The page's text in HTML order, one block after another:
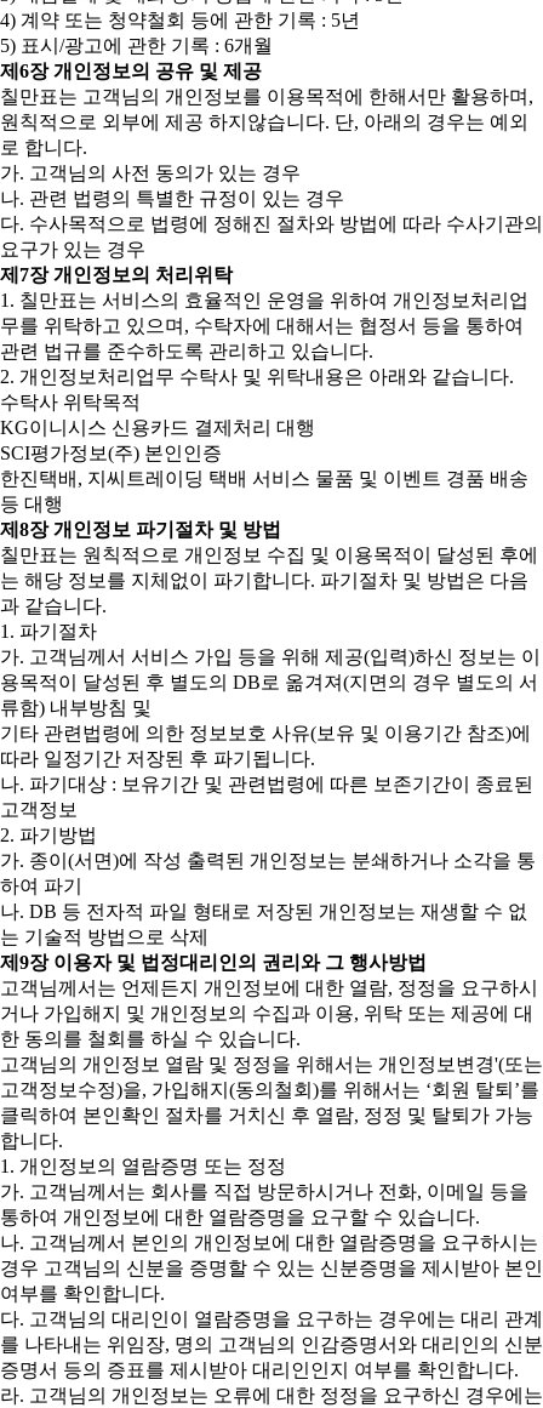
4) 계약 또는 청약철회 등에 관한 기록 : 5년
5) 표시/광고에 관한 기록 : 6개월
제6장 개인정보의 공유 및 제공
칠만표는 고객님의 개인정보를 이용목적에 한해서만 활용하며,
원칙적으로 외부에 제공 하지않습니다. 단, 아래의 경우는 예외
로 합니다.
가. 고객님의 사전 동의가 있는 경우
나. 관련 법령의 특별한 규정이 있는 경우
다. 수사목적으로 법령에 정해진 절차와 방법에 따라 수사기관의
요구가 있는 경우
제7장 개인정보의 처리위탁
1. 칠만표는 서비스의 효율적인 운영을 위하여 개인정보처리업
무를 위탁하고 있으며, 수탁자에 대해서는 협정서 등을 통하여
관련 법규를 준수하도록 관리하고 있습니다.
2. 개인정보처리업무 수탁사 및 위탁내용은 아래와 같습니다.
수탁사 위탁목적
KG이니시스 신용카드 결제처리 대행
SCI평가정보(주) 본인인증
한진택배, 지씨트레이딩 택배 서비스 물품 및 이벤트 경품 배송
등 대행
제8장 개인정보 파기절차 및 방법
칠만표는 원칙적으로 개인정보 수집 및 이용목적이 달성된 후에
는 해당 정보를 지체없이 파기합니다. 파기절차 및 방법은 다음
과 같습니다.
1. 파기절차
가. 고객님께서 서비스 가입 등을 위해 제공(입력)하신 정보는 이
용목적이 달성된 후 별도의 DB로 옮겨져(지면의 경우 별도의 서
류함) 내부방침 및
기타 관련법령에 의한 정보보호 사유(보유 및 이용기간 참조)에
따라 일정기간 저장된 후 파기됩니다.
나. 파기대상 : 보유기간 및 관련법령에 따른 보존기간이 종료된
고객정보
2. 파기방법
가. 종이(서면)에 작성 출력된 개인정보는 분쇄하거나 소각을 통
하여 파기
나. DB 등 전자적 파일 형태로 저장된 개인정보는 재생할 수 없
는 기술적 방법으로 삭제
제9장 이용자 및 법정대리인의 권리와 그 행사방법
고객님께서는 언제든지 개인정보에 대한 열람, 정정을 요구하시
거나 가입해지 및 개인정보의 수집과 이용, 위탁 또는 제공에 대
한 동의를 철회를 하실 수 있습니다.
고객님의 개인정보 열람 및 정정을 위해서는 개인정보변경'(또는
고객정보수정)을, 가입해지(동의철회)를 위해서는 ‘회원 탈퇴’를
클릭하여 본인확인 절차를 거치신 후 열람, 정정 및 탈퇴가 가능
합니다.
1. 개인정보의 열람증명 또는 정정
가. 고객님께서는 회사를 직접 방문하시거나 전화, 이메일 등을
통하여 개인정보에 대한 열람증명을 요구할 수 있습니다.
나. 고객님께서 본인의 개인정보에 대한 열람증명을 요구하시는
경우 고객님의 신분을 증명할 수 있는 신분증명을 제시받아 본인
여부를 확인합니다.
다. 고객님의 대리인이 열람증명을 요구하는 경우에는 대리 관계
를 나타내는 위임장, 명의 고객님의 인감증명서와 대리인의 신분
증명서 등의 증표를 제시받아 대리인인지 여부를 확인합니다.
라. 고객님의 개인정보는 오류에 대한 정정을 요구하신 경우에는